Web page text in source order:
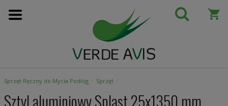
Przejdź
do
Sprzęt Ręczny do Mycia Podłóg Sprzęt
Sztyl aluminiowy Splast 25x1350 mm